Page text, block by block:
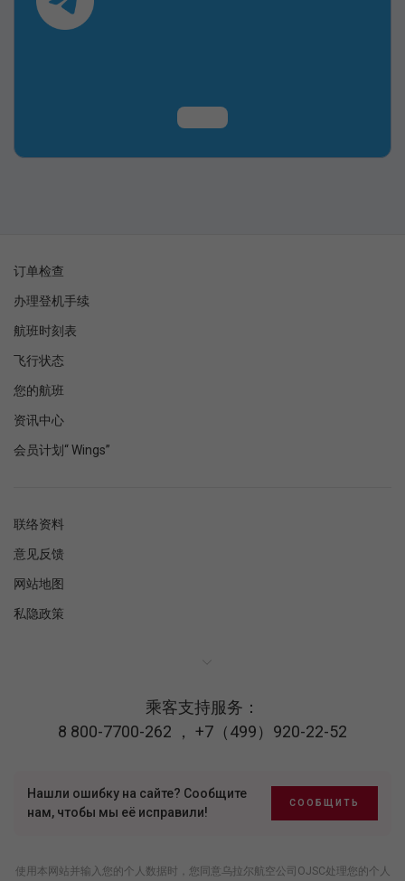
订单检查
办理登机手续
航班时刻表
飞行状态
您的航班
资讯中心
会员计划“ Wings”
联络资料
意见反馈
网站地图
私隐政策
乘客支持服务：
8 800-7700-262 ， +7（499）920-22-52
Нашли ошибку на сайте? Сообщите
нам, чтобы мы её исправили!
СООБЩИТЬ
使用本网站并输入您的个人数据时，您同意乌拉尔航空公司OJSC处理您的个人